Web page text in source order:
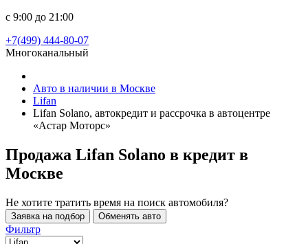
с 9:00 до 21:00
+7(499) 444-80-07
Многоканальный
Авто в наличии в Москве
Lifan
Lifan Solano, автокредит и рассрочка в автоцентре
«Астар Моторс»
Продажа Lifan Solano в кредит в
Москве
Не хотите тратить время на поиск автомобиля?
Заявка на подбор Обменять авто
Фильтр